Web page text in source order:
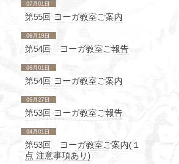
07月01日
第55回 ヨーガ教室ご案内
06月19日
第54回 ヨーガ教室ご報告
06月01日
第54回 ヨーガ教室ご案内
05月27日
第53回 ヨーガ教室ご報告
04月01日
第53回 ヨーガ教室ご案内(１
点 注意事項あり)